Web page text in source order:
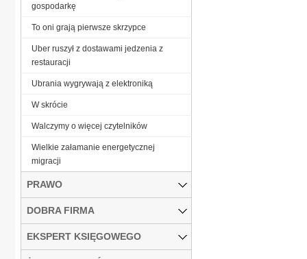
gospodarkę
To oni grają pierwsze skrzypce
Uber ruszył z dostawami jedzenia z
restauracji
Ubrania wygrywają z elektroniką
W skrócie
Walczymy o więcej czytelników
Wielkie załamanie energetycznej
migracji
PRAWO
DOBRA FIRMA
EKSPERT KSIĘGOWEGO